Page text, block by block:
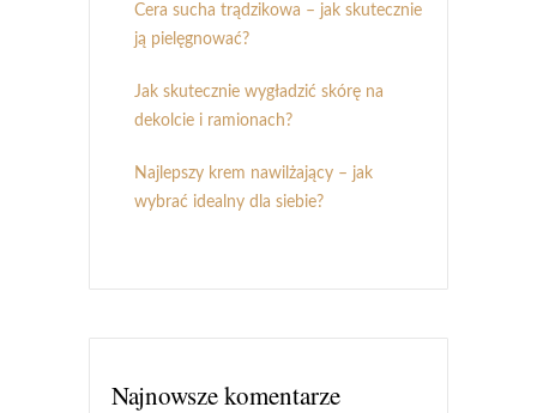
Cera sucha trądzikowa – jak skutecznie
ją pielęgnować?
Jak skutecznie wygładzić skórę na
dekolcie i ramionach?
Najlepszy krem nawilżający – jak
wybrać idealny dla siebie?
Najnowsze komentarze